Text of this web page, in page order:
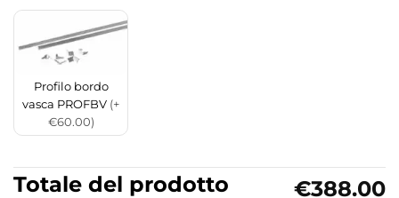
Profilo bordo
vasca PROFBV (+
€60.00)
Totale del prodotto
€388.00